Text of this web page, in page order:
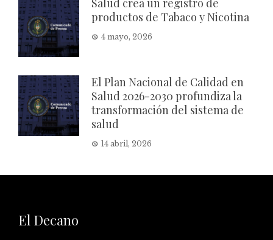
Salud crea un registro de
productos de Tabaco y Nicotina
4 mayo, 2026
El Plan Nacional de Calidad en
Salud 2026-2030 profundiza la
transformación del sistema de
salud
14 abril, 2026
El Decano